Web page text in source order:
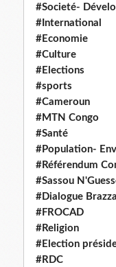
#Societé-
#International
#Economie
#Culture
#Elections
#sports
#Cameroun
#MTN Congo
#Santé
#Population-
#Référendum
#Sassou
#Dialogue
#FROCAD
#Religion
#Election
#RDC